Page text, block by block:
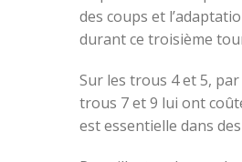
des coups et
durant ce troisième
Sur les trous 4 et 5,
trous 7 et 9 lui ont
est essentielle dans